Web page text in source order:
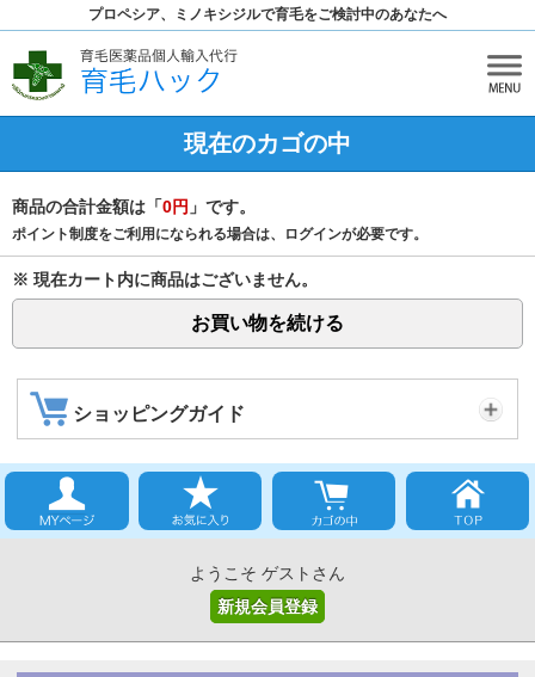
プロペシア、ミノキシジルで育毛をご検討中のあなたへ
現在のカゴの中
商品の合計金額は「0円 」です。
ポイント制度をご利用になられる場合は、ログインが必要です。
※ 現在カート内に商品はございません。
お買い物を続ける
ショッピングガイド
ようこそ ゲストさん
新規会員登録